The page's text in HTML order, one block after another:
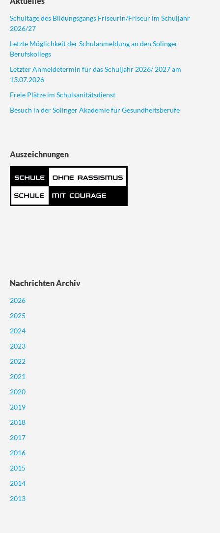
Schultage des Bildungsgangs Friseurin/Friseur im Schuljahr
2026/27
Letzte Möglichkeit der Schulanmeldung an den Solinger
Berufskollegs
Letzter Anmeldetermin für das Schuljahr 2026/ 2027 am
13.07.2026
Freie Plätze im Schulsanitätsdienst
Besuch in der Solinger Akademie für Gesundheitsberufe
Auszeichnungen
Nachrichten Archiv
2026
2025
2024
2023
2022
2021
2020
2019
2018
2017
2016
2015
2014
2013